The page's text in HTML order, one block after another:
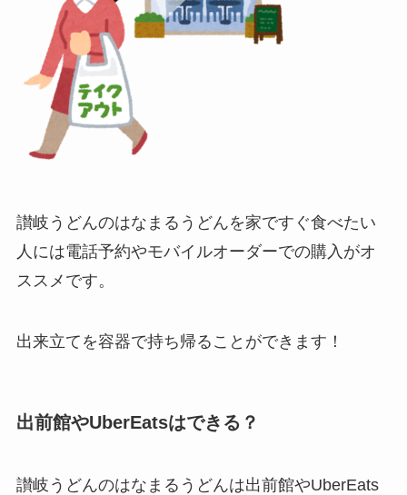
讃岐うどんのはなまるうどんを家ですぐ食べたい
人には電話予約やモバイルオーダーでの購入がオ
ススメです。
出来立てを容器で持ち帰ることができます！
出前館やUberEatsはできる？
讃岐うどんのはなまるうどんは出前館やUberEats